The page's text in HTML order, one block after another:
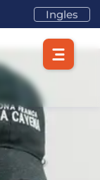
Ingles